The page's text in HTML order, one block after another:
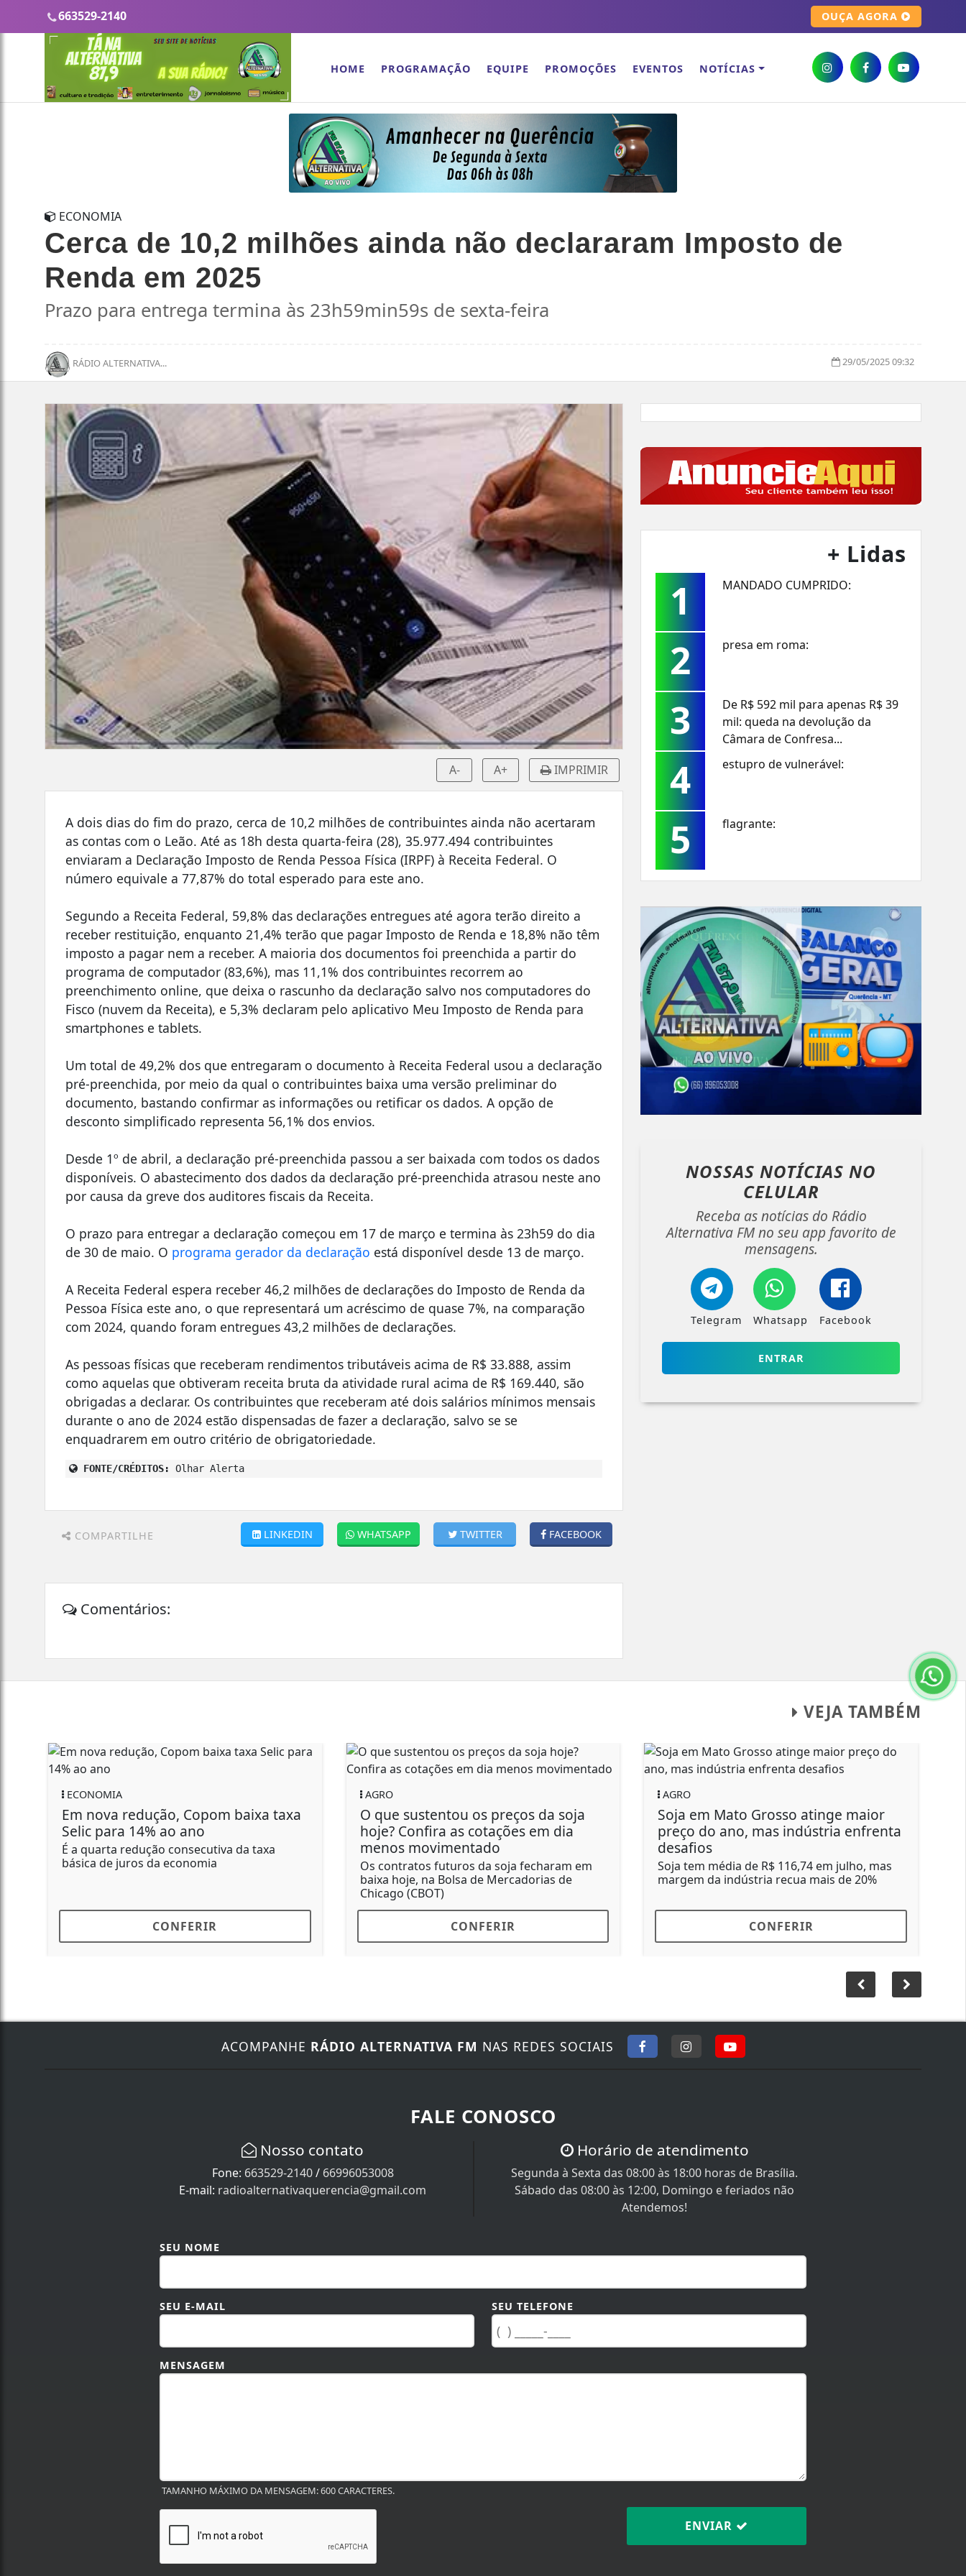
663529-2140 OUÇA AGORA
HOME PROGRAMAÇÃO EQUIPE PROMOÇÕES EVENTOS NOTÍCIAS
ECONOMIA
Cerca de 10,2 milhões ainda não declararam Imposto de
Renda em 2025
Prazo para entrega termina às 23h59min59s de sexta-feira
RÁDIO ALTERNATIVA... 29/05/2025 09:32
A- A+ IMPRIMIR
A dois dias do fim do prazo, cerca de 10,2 milhões de contribuintes ainda não acertaram
as contas com o Leão. Até as 18h desta quarta-feira (28), 35.977.494 contribuintes
enviaram a Declaração Imposto de Renda Pessoa Física (IRPF) à Receita Federal. O
número equivale a 77,87% do total esperado para este ano.
Segundo a Receita Federal, 59,8% das declarações entregues até agora terão direito a
receber restituição, enquanto 21,4% terão que pagar Imposto de Renda e 18,8% não têm
imposto a pagar nem a receber. A maioria dos documentos foi preenchida a partir do
programa de computador (83,6%), mas 11,1% dos contribuintes recorrem ao
preenchimento online, que deixa o rascunho da declaração salvo nos computadores do
Fisco (nuvem da Receita), e 5,3% declaram pelo aplicativo Meu Imposto de Renda para
smartphones e tablets.
Um total de 49,2% dos que entregaram o documento à Receita Federal usou a declaração
pré-preenchida, por meio da qual o contribuintes baixa uma versão preliminar do
documento, bastando confirmar as informações ou retificar os dados. A opção de
desconto simplificado representa 56,1% dos envios.
Desde 1º de abril, a declaração pré-preenchida passou a ser baixada com todos os dados
disponíveis. O abastecimento dos dados da declaração pré-preenchida atrasou neste ano
por causa da greve dos auditores fiscais da Receita.
O prazo para entregar a declaração começou em 17 de março e termina às 23h59 do dia
de 30 de maio. O programa gerador da declaração está disponível desde 13 de março.
A Receita Federal espera receber 46,2 milhões de declarações do Imposto de Renda da
Pessoa Física este ano, o que representará um acréscimo de quase 7%, na comparação
com 2024, quando foram entregues 43,2 milhões de declarações.
As pessoas físicas que receberam rendimentos tributáveis acima de R$ 33.888, assim
como aquelas que obtiveram receita bruta da atividade rural acima de R$ 169.440, são
obrigadas a declarar. Os contribuintes que receberam até dois salários mínimos mensais
durante o ano de 2024 estão dispensadas de fazer a declaração, salvo se se
enquadrarem em outro critério de obrigatoriedade.
FONTE/CRÉDITOS: Olhar Alerta
COMPARTILHE FACEBOOK
TWITTER
WHATSAPP
LINKEDIN
Comentários:
+ Lidas
1 MANDADO CUMPRIDO:
2 presa em roma:
3
De R$ 592 mil para apenas R$ 39
mil: queda na devolução da
Câmara de Confresa...
4 estupro de vulnerável:
5 flagrante:
NOSSAS NOTÍCIASNO
CELULAR
Receba as notícias do Rádio
Alternativa FM no seu app favorito de
mensagens.
Telegram Whatsapp Facebook
ENTRAR
VEJA TAMBÉM
nova redução, Copom baixa taxa
para 14% ao ano
a quarta redução consecutiva da taxa
de juros da economia
O que sustentou os preços da soja
hoje? Confira as cotações em dia
menos movimentado
Os contratos futuros da soja fecharam em
baixa hoje, na Bolsa de Mercadorias de
Chicago (CBOT)
Soja em Mato Grosso atinge maior
preço do ano, mas indústria enfrenta
Soja tem média de R$ 116,74 em julho, mas
margem da indústria recua mais de 20%
Boi gordo:
nos preços;
proximidade do
impulsionar o
Nosso contato
Fone:663529-2140/66996053008
Horário de atendimento
Segunda à Sexta das 08:00 às 18:00 horas de Brasília.
Sábado das 08:00 às 12:00, Domingo e feriados não
SEU TELEFONE
TAMANHO MÁXIMO DA MENSAGEM: 600 CARACTERES.
ENVIAR